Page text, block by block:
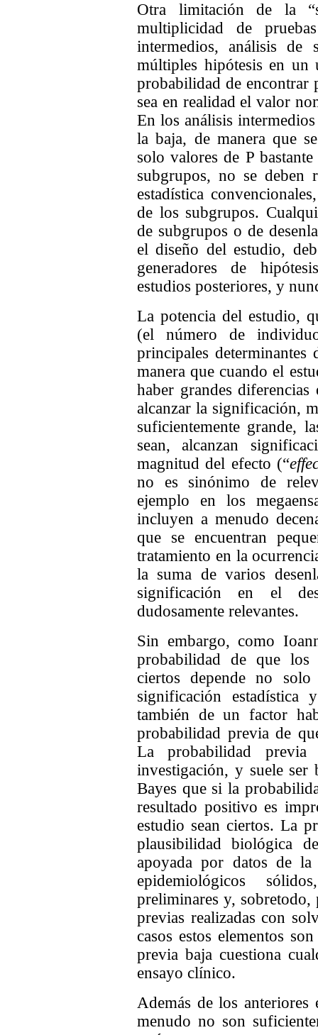
Otra limitación de la
multiplicidad de
intermedios, análisis de
múltiples hipótesis en un
probabilidad de encontrar
sea en realidad el valor
En los análisis
la baja, de manera que
solo valores de P
subgrupos, no se deben
estadística
de los subgrupos.
de subgrupos o de
el diseño del estudio,
generadores de
estudios posteriores, y
La potencia del estudio,
(el número de
principales determinantes
manera que cuando el
haber grandes
alcanzar la significación,
suficientemente grande,
sean, alcanzan
magnitud del efecto (“
no es sinónimo de
ejemplo en los
incluyen a menudo
que se encuentran
tratamiento en la
la suma de varios
significación en el
dudosamente relevantes.
Sin embargo, como
probabilidad de que los
ciertos depende no
significación
también de un factor
probabilidad previa de
La probabilidad
investigación, y suele ser
Bayes que si la
resultado positivo es
estudio sean ciertos. La
plausibilidad biológica
apoyada por datos de la
epidemiológicos
preliminares y, sobretodo,
previas realizadas con
casos estos elementos
previa baja cuestiona
ensayo clínico.
Además de los anteriores
menudo no son